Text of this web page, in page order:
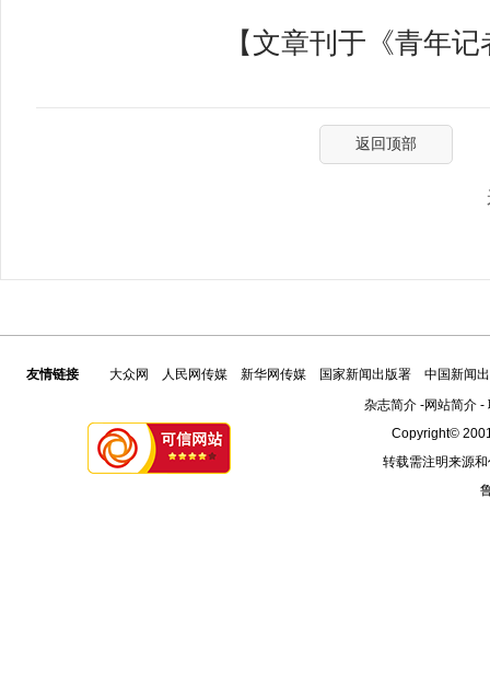
【文章刊于《青年记
返回顶部
友情链接 大众网 人民网传媒 新华网传媒 国家新闻出版署
中国新闻
杂志简介-网站简介-
Copyright©
转载需注明来源